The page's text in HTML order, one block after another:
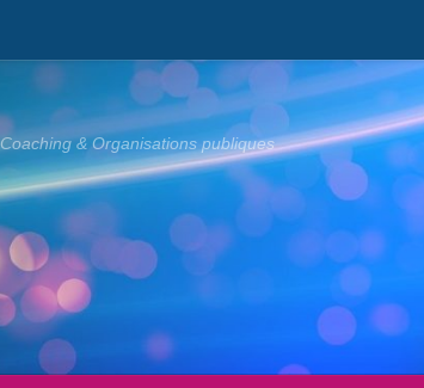
Coaching & Organisations publiques